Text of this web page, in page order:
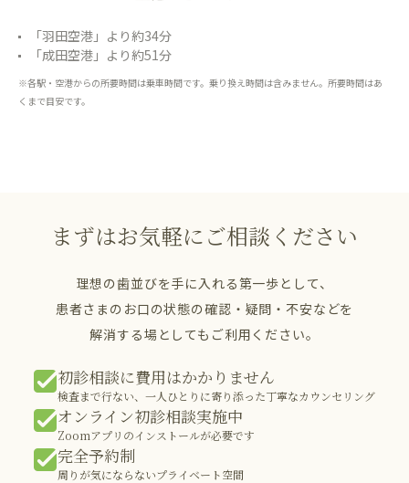
「羽田空港」より約34分
「成田空港」より約51分
※各駅・空港からの所要時間は乗車時間です。乗り換え時間は含みません。所要時間はあ
くまで目安です。
まずはお気軽にご相談ください
理想の歯並びを手に入れる第一歩として、
患者さまのお口の状態の確認・疑問・不安などを
解消する場としてもご利用ください。
初診相談に費用はかかりません
検査まで行ない、一人ひとりに寄り添った丁寧なカウンセリング
オンライン初診相談実施中
Zoomアプリのインストールが必要です
完全予約制
周りが気にならないプライベート空間